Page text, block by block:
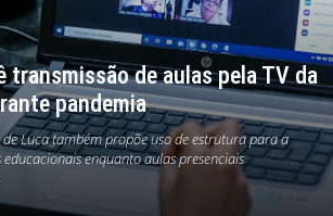
transmissão de aulas pela TV da
pandemia
Luca também propõe uso de estrutura para a
enquanto aulas presenciais